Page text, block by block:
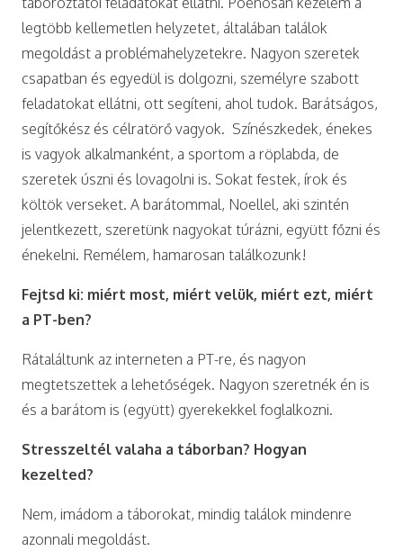
legtöbb kellemetlen helyzetet, általában találok
megoldást a problémahelyzetekre. Nagyon szeretek
csapatban és egyedül is dolgozni, személyre szabott
feladatokat ellátni, ott segíteni, ahol tudok. Barátságos,
segítőkész és célratörő vagyok. Színészkedek, énekes
is vagyok alkalmanként, a sportom a röplabda, de
szeretek úszni és lovagolni is. Sokat festek, írok és
költök verseket. A barátommal, Noellel, aki szintén
jelentkezett, szeretünk nagyokat túrázni, együtt főzni és
énekelni. Remélem, hamarosan találkozunk!
Fejtsd ki: miért most, miért velük, miért ezt, miért
a PT-ben?
Rátaláltunk az interneten a PT-re, és nagyon
megtetszettek a lehetőségek. Nagyon szeretnék én is
és a barátom is (együtt) gyerekekkel foglalkozni.
Stresszeltél valaha a táborban? Hogyan
kezelted?
Nem, imádom a táborokat, mindig találok mindenre
azonnali megoldást.